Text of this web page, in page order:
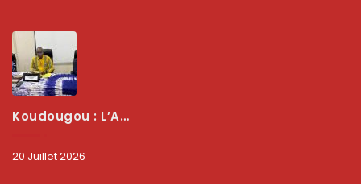
Koudougou : L’ARCEP Renforce Le Dialogue Avec Les Associations De Consommateurs Pour Mieux Protéger Les Usagers
20 Juillet 2026